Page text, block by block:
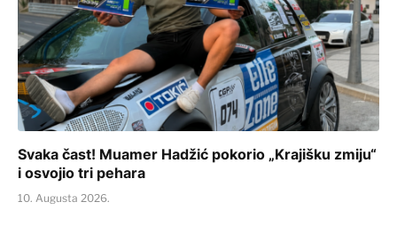
Svaka čast! Muamer Hadžić pokorio „Krajišku zmiju“
i osvojio tri pehara
10. Augusta 2026.